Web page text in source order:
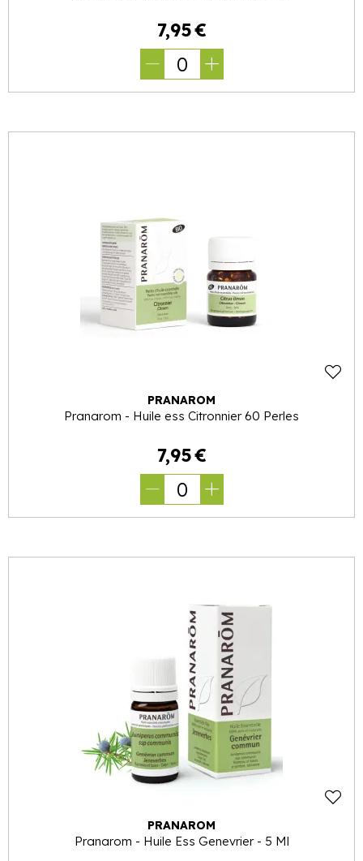
7,95€
0
PRANAROM
Pranarom - Huile ess Citronnier 60 Perles
7,95€
0
PRANAROM
Pranarom - Huile Ess Genevrier - 5 Ml